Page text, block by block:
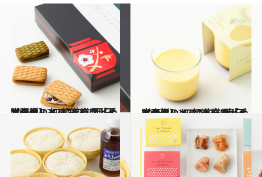
2025.12.30
【画像】 47都道府県「手土産グルメ」2026 “西日本の旨いもの”を総まとめ
贈りもの 2025.12.19
【画像】 47都道府県「手土産グルメ」2026 “東日本の旨いもの”を総まとめ
贈りもの